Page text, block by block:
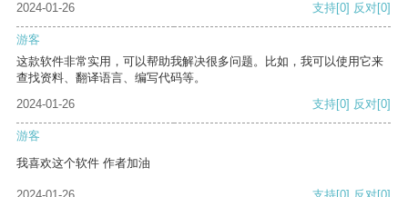
2024-01-26
支持[0] 反对[0]
游客
这款软件非常实用，可以帮助我解决很多问题。比如，我可以使用它来
查找资料、翻译语言、编写代码等。
2024-01-26
支持[0] 反对[0]
游客
我喜欢这个软件 作者加油